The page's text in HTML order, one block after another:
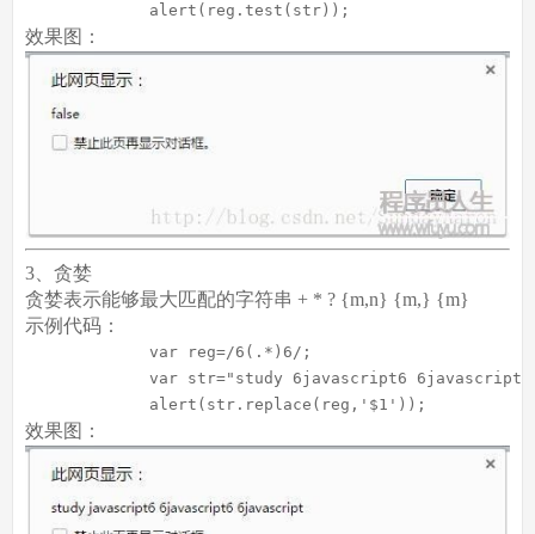
             alert(reg.test(str));
效果图：
3、贪婪
贪婪表示能够最大匹配的字符串 + * ? {m,n} {m,} {m}
示例代码：
var reg=/6(.*)6/ ;
var str="study 6javascript6
             alert(str.replace(reg,
'$1' ));
效果图：